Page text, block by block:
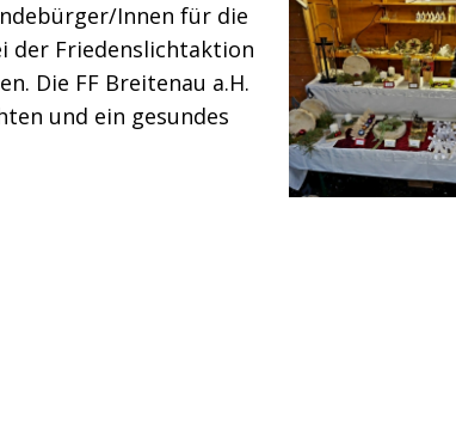
Innen für die
der Friedenslichtaktion
Die FF Breitenau a.H.
und ein gesundes